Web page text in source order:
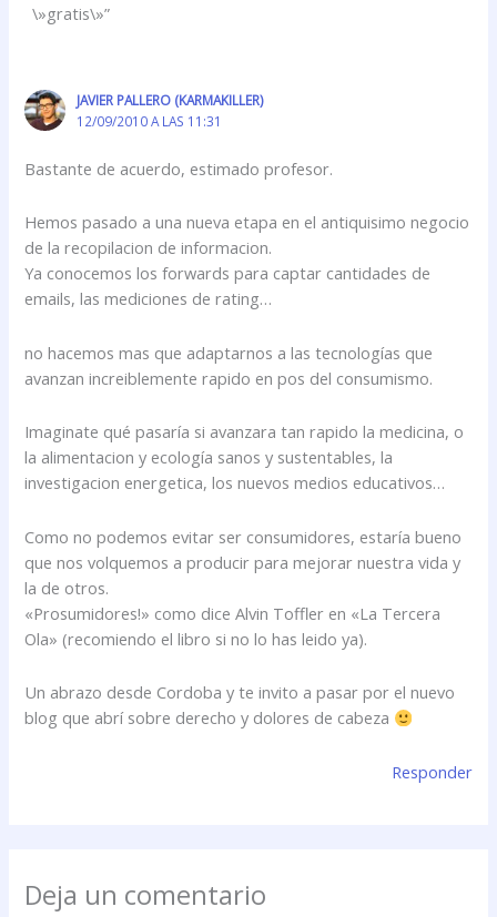
\»gratis\»”
JAVIER PALLERO (KARMAKILLER)
12/09/2010 A LAS 11:31
Bastante de acuerdo, estimado profesor.
Hemos pasado a una nueva etapa en el antiquisimo negocio
de la recopilacion de informacion.
Ya conocemos los forwards para captar cantidades de
emails, las mediciones de rating…
no hacemos mas que adaptarnos a las tecnologías que
avanzan increiblemente rapido en pos del consumismo.
Imaginate qué pasaría si avanzara tan rapido la medicina, o
la alimentacion y ecología sanos y sustentables, la
investigacion energetica, los nuevos medios educativos…
Como no podemos evitar ser consumidores, estaría bueno
que nos volquemos a producir para mejorar nuestra vida y
la de otros.
«Prosumidores!» como dice Alvin Toffler en «La Tercera
Ola» (recomiendo el libro si no lo has leido ya).
Un abrazo desde Cordoba y te invito a pasar por el nuevo
blog que abrí sobre derecho y dolores de cabeza
Responder
Deja un comentario